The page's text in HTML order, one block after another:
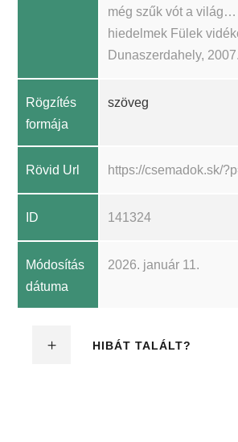
még szűk vót a
hiedelmek Fülek
Dunaszerdahely,
Rögzítés
formája
szöveg
Rövid Url https://csemadok.sk/
ID 141324
Módosítás
dátuma
2026. január 11.
HIBÁT TALÁLT?